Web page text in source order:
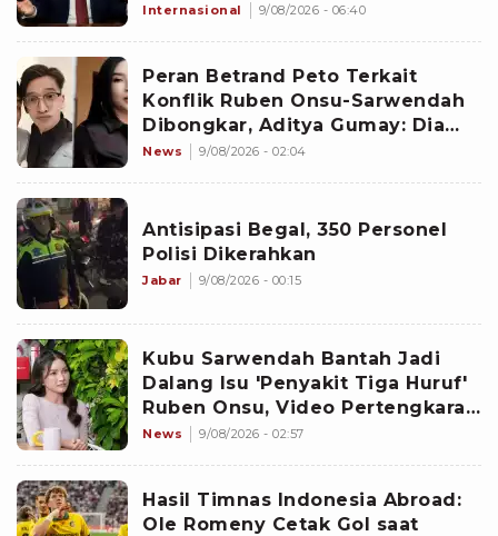
Internasional 9/08/2026 - 06:40
Peran Betrand Peto Terkait
Konflik Ruben Onsu-Sarwendah
Dibongkar, Aditya Gumay: Dia
Pemegang Kartu
News 9/08/2026 - 02:04
Antisipasi Begal, 350 Personel
Polisi Dikerahkan
Jabar 9/08/2026 - 00:15
Kubu Sarwendah Bantah Jadi
Dalang Isu 'Penyakit Tiga Huruf'
Ruben Onsu, Video Pertengkaran
Ikut Disorot
News 9/08/2026 - 02:57
Hasil Timnas Indonesia Abroad:
Ole Romeny Cetak Gol saat